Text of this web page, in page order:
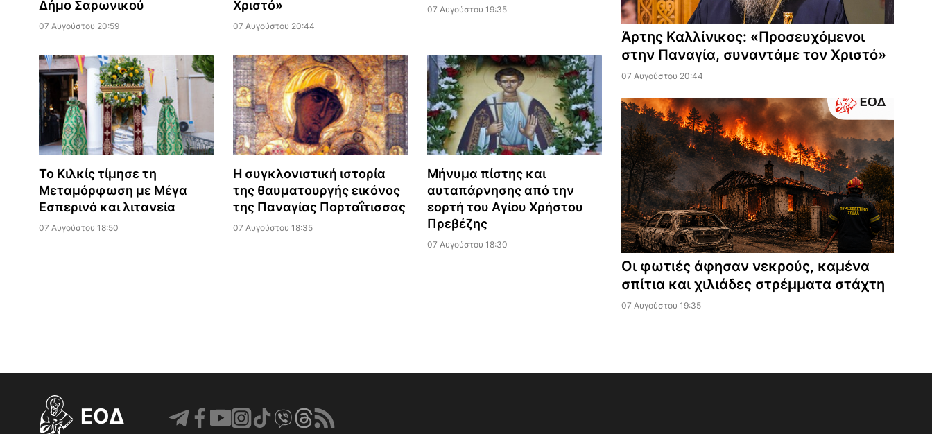
Δήμο Σαρωνικού
07 Αυγούστου 20:59
Χριστό»
07 Αυγούστου 20:44
07 Αυγούστου 19:35
Το Κιλκίς τίμησε τη
Μεταμόρφωση με Μέγα
Εσπερινό και λιτανεία
07 Αυγούστου 18:50
Η συγκλονιστική ιστορία
της θαυματουργής εικόνος
της Παναγίας Πορταΐτισσας
07 Αυγούστου 18:35
Μήνυμα πίστης και
αυταπάρνησης από την
εορτή του Αγίου Χρήστου
Πρεβέζης
07 Αυγούστου 18:30
Άρτης Καλλίνικος: «Προσευχόμενοι
στην Παναγία, συναντάμε τον Χριστό»
07 Αυγούστου 20:44
Οι φωτιές άφησαν νεκρούς, καμένα
σπίτια και χιλιάδες στρέμματα στάχτη
07 Αυγούστου 19:35
EOΔ